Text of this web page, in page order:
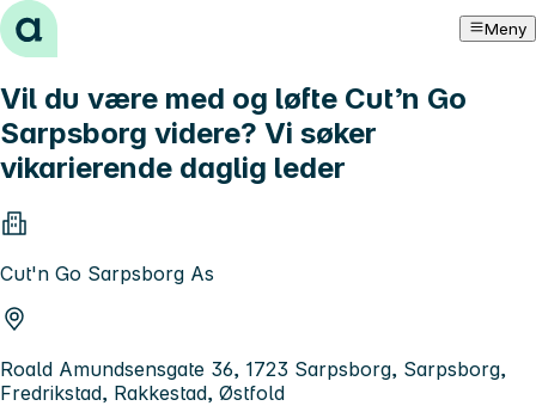
Hopp til innhold Meny
Vil du være med og løfte Cut’n Go
Sarpsborg videre? Vi søker
vikarierende daglig leder
Cut'n Go Sarpsborg As
Roald Amundsensgate 36, 1723 Sarpsborg, Sarpsborg,
Fredrikstad, Rakkestad, Østfold